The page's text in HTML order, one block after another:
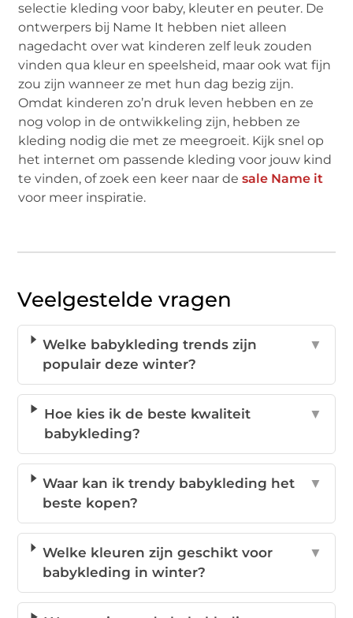
selectie kleding voor baby, kleuter en peuter. De
ontwerpers bij Name It hebben niet alleen
nagedacht over wat kinderen zelf leuk zouden
vinden qua kleur en speelsheid, maar ook wat fijn
zou zijn wanneer ze met hun dag bezig zijn.
Omdat kinderen zo’n druk leven hebben en ze
nog volop in de ontwikkeling zijn, hebben ze
kleding nodig die met ze meegroeit. Kijk snel op
het internet om passende kleding voor jouw kind
te vinden, of zoek een keer naar desale Name it
voor meer inspiratie.
Veelgestelde vragen
Welke babykleding trends zijn
populair deze winter?
▼
Hoe kies ik de beste kwaliteit
babykleding?
▼
Waar kan ik trendy babykleding het
beste kopen?
▼
Welke kleuren zijn geschikt voor
babykleding in winter?
▼